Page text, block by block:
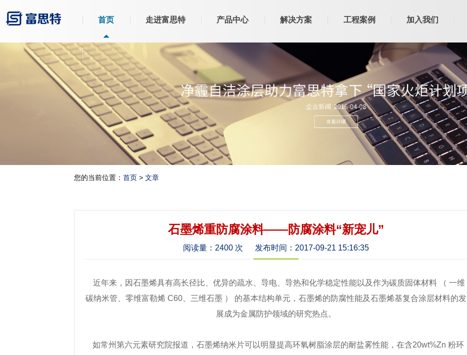
首页 走进富思特 产品中心 解决方案 工程案例 加入我们
您的当前位置： 首页> 文章
石墨烯重防腐涂料——防腐涂料“新宠儿”
阅读量： 2400 次 发布时间：2017-09-21 15:16:35
近年来，因石墨烯具有高长径比、优异的疏水、导电、导热和化学稳定性能以及作为碳质固体材料 （ 一维
碳纳米管、零维富勒烯 C60 、三维石墨 ）
的基本结构单元，石墨烯的防腐性能及石墨烯基复合涂层材料的发
展成为金属防护领域的研究热点。
如常州第六元素研究院报道，石墨烯纳米片可以明显提高环氧树脂涂层的耐盐雾性能，在含20wt%Zn 粉环